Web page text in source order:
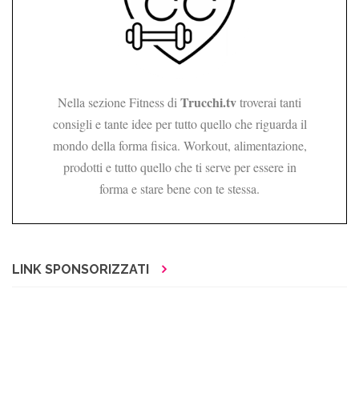
Nella sezione Fitness diTrucchi.tvtroverai tanti
consigli e tante idee per tutto quello che riguarda il
mondo della forma fisica. Workout, alimentazione,
prodotti e tutto quello che ti serve per essere in
forma e stare bene con te stessa.
LINK SPONSORIZZATI